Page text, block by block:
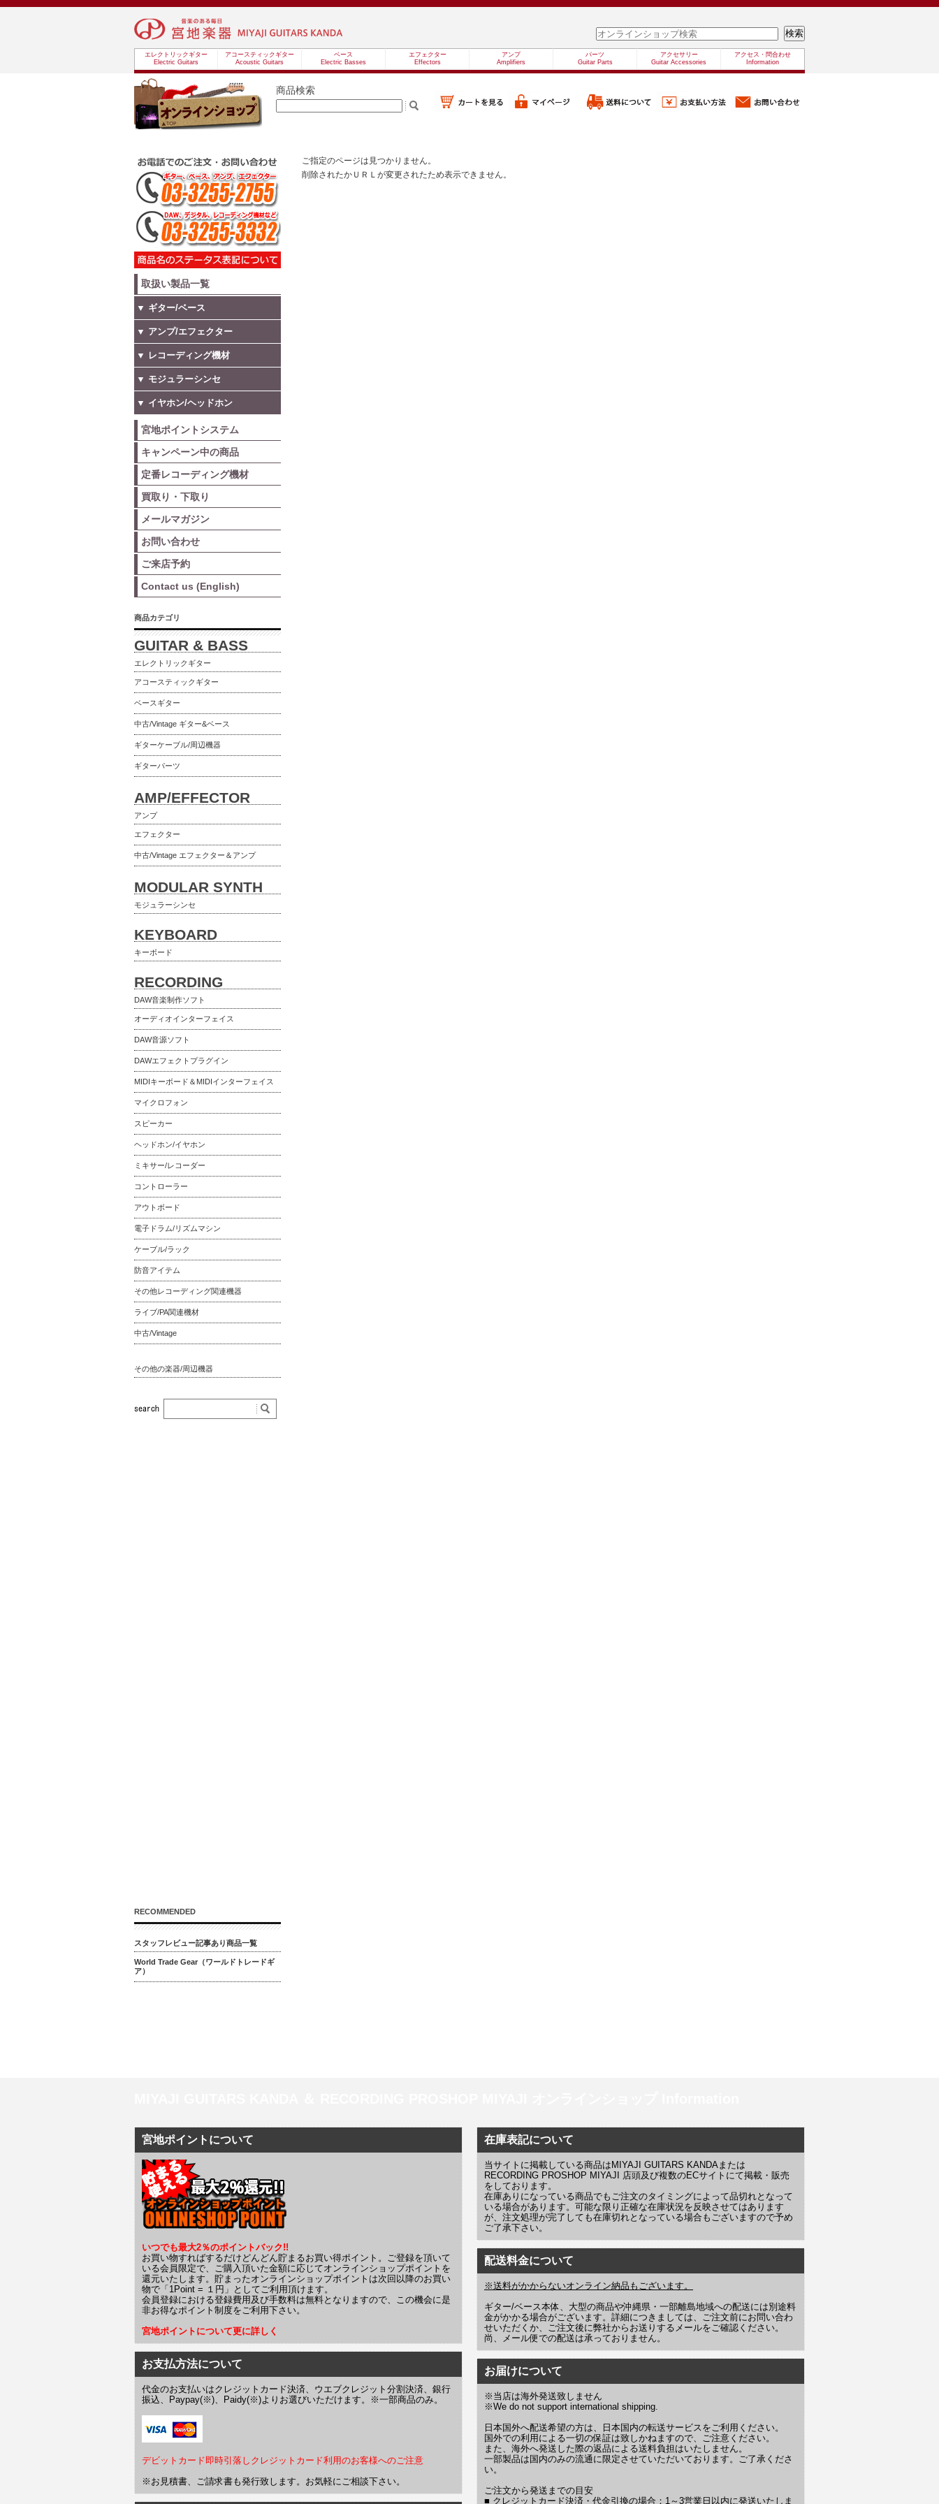
エレクトリックギター
Electric Guitars
アコースティックギター
Acoustic Guitars
ベース
Electric Basses
エフェクター
Effectors
アンプ
Amplifiers
パーツ
Guitar Parts
アクセサリー
Guitar Accessories
アクセス・問合わせ
Information
商品検索
ご指定のページは見つかりません。
削除されたかＵＲＬが変更されたため表示できません。
取扱い製品一覧
▼ ギター/ベース
▼ アンプ/エフェクター
▼ レコーディング機材
▼ モジュラーシンセ
▼ イヤホン/ヘッドホン
宮地ポイントシステム
キャンペーン中の商品
定番レコーディング機材
買取り・下取り
メールマガジン
お問い合わせ
ご来店予約
Contact us (English)
商品カテゴリ
GUITAR & BASS
エレクトリックギター
アコースティックギター
ベースギター
中古/Vintage ギター&ベース
ギターケーブル/周辺機器
ギターパーツ
AMP/EFFECTOR
アンプ
エフェクター
中古/Vintage エフェクター＆アンプ
MODULAR SYNTH
モジュラーシンセ
KEYBOARD
キーボード
RECORDING
DAW音楽制作ソフト
オーディオインターフェイス
DAW音源ソフト
DAWエフェクトプラグイン
MIDIキーボード＆MIDIインターフェイス
マイクロフォン
スピーカー
ヘッドホン/イヤホン
ミキサー/レコーダー
コントローラー
アウトボード
電子ドラム/リズムマシン
ケーブル/ラック
防音アイテム
その他レコーディング関連機器
ライブ/PA関連機材
中古/Vintage
その他の楽器/周辺機器
RECOMMENDED
スタッフレビュー記事あり商品一覧
World Trade Gear（ワールドトレードギ
ア）
宮地ポイントについて
いつでも最大2％のポイントバック!!
お買い物すればするだけどんどん貯まるお買い得ポイント。ご登録を頂いて
いる会員限定で、ご購入頂いた金額に応じてオンラインショップポイントを
還元いたします。貯まったオンラインショップポイントは次回以降のお買い
物で「1Point = １円」としてご利用頂けます。
会員登録における登録費用及び手数料は無料となりますので、この機会に是
非お得なポイント制度をご利用下さい。
宮地ポイントについて更に詳しく
お支払方法について
代金のお支払いはクレジットカード決済、ウエブクレジット分割決済、銀行
振込、Paypay(※)、Paidy(※)よりお選びいただけます。※一部商品のみ。
デビットカード即時引落しクレジットカード利用のお客様へのご注意
※お見積書、ご請求書も発行致します。お気軽にご相談下さい。
在庫表記について
当サイトに掲載している商品はMIYAJI GUITARS KANDAまたは
RECORDING PROSHOP MIYAJI 店頭及び複数のECサイトにて掲載・販売
をしております。
在庫ありになっている商品でもご注文のタイミングによって品切れとなって
いる場合があります。可能な限り正確な在庫状況を反映させてはあります
が、注文処理が完了しても在庫切れとなっている場合もございますので予め
ご了承下さい。
配送料金について
※送料がかからないオンライン納品もございます。
ギター/ベース本体、大型の商品や沖縄県・一部離島地域への配送には別途料
金がかかる場合がございます。詳細につきましては、ご注文前にお問い合わ
せいただくか、ご注文後に弊社からお送りするメールをご確認ください。
尚、メール便での配送は承っておりません。
お届けについて
※当店は海外発送致しません
※We do not support international shipping.
日本国外へ配送希望の方は、日本国内の転送サービスをご利用ください。
国外での利用による一切の保証は致しかねますので、ご注意ください。
また、海外へ発送した際の返品による送料負担はいたしません。
一部製品は国内のみの流通に限定させていただいております。ご了承くださ
い。
ご注文から発送までの目安
■ クレジットカード決済・代金引換の場合：1～3営業日以内に発送いたしま